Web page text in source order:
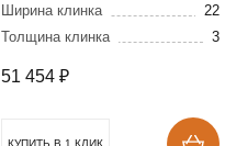
стали
Ширина клинка
22
Толщина клинка
3
51 454 ₽